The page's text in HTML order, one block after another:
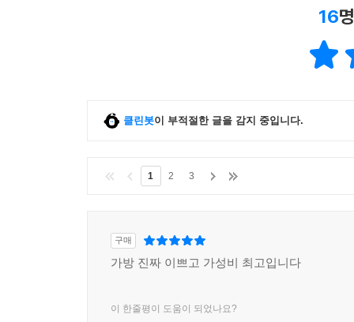
16
클린봇이 부적절한 글을 감지 중입니다.
1 2 3
구매
가방 진짜 이쁘고 가성비 최고입니다
이 한줄평이 도움이 되었나요?